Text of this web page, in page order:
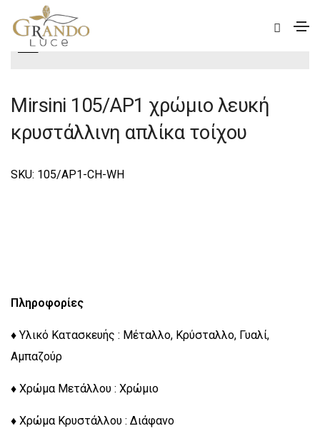
|Elite|Mirsini
Mirsini Φωτιστικά Τοίχου-Απλίκες
Elite
Mirsini 105/AP1 χρώμιο λευκή
κρυστάλλινη απλίκα τοίχου
SKU: 105/AP1-CH-WH
Πληροφορίες
♦ Υλικό Κατασκευής : Μέταλλο, Κρύσταλλο, Γυαλί,
Αμπαζούρ
♦ Χρώμα Μετάλλου : Χρώμιο
♦ Χρώμα Κρυστάλλου : Διάφανο